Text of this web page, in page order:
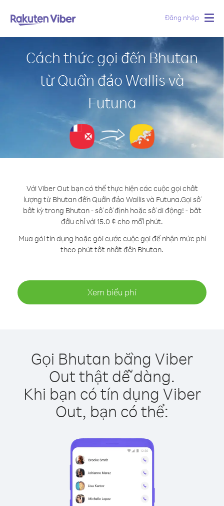
Đăng nhập
Cách thức gọi đến Bhutan
từ Quần đảo Wallis và
Futuna
Với Viber Out bạn có thể thực hiện các cuộc gọi chất
lượng từ Bhutan đến Quần đảo Wallis và Futuna.Gọi số
bất kỳ trong Bhutan - số cố định hoặc số di động! - bắt
đầu chỉ với 15.0 ¢ cho mỗi phút.
Mua gói tín dụng hoặc gói cước cuộc gọi để nhận mức phí
theo phút tốt nhất đến Bhutan.
Xem biểu phí
Gọi Bhutan bằng Viber
Out thật dễ dàng.
Khi bạn có tín dụng Viber
Out, bạn có thể: